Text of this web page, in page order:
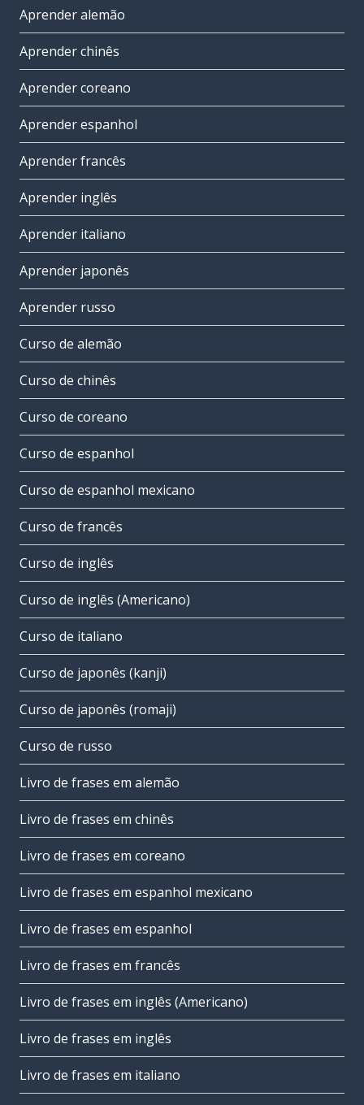
Aprender alemão
Aprender chinês
Aprender coreano
Aprender espanhol
Aprender francês
Aprender inglês
Aprender italiano
Aprender japonês
Aprender russo
Curso de alemão
Curso de chinês
Curso de coreano
Curso de espanhol
Curso de espanhol mexicano
Curso de francês
Curso de inglês
Curso de inglês (Americano)
Curso de italiano
Curso de japonês (kanji)
Curso de japonês (romaji)
Curso de russo
Livro de frases em alemão
Livro de frases em chinês
Livro de frases em coreano
Livro de frases em espanhol mexicano
Livro de frases em espanhol
Livro de frases em francês
Livro de frases em inglês (Americano)
Livro de frases em inglês
Livro de frases em italiano